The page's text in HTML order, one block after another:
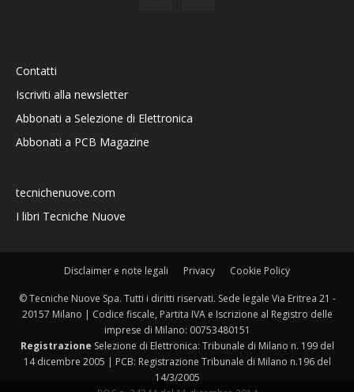
Contatti
Iscriviti alla newsletter
Abbonati a Selezione di Elettronica
Abbonati a PCB Magazine
tecnichenuove.com
I libri Tecniche Nuove
Disclaimer e note legali Privacy Cookie Policy
© Tecniche Nuove Spa. Tutti i diritti riservati. Sede legale Via Eritrea 21 -
20157 Milano | Codice fiscale, Partita IVA e Iscrizione al Registro delle
imprese di Milano: 00753480151
Registrazione Selezione di Elettronica: Tribunale di Milano n. 199 del
14 dicembre 2005 | PCB: Registrazione Tribunale di Milano n.196 del
14/3/2005